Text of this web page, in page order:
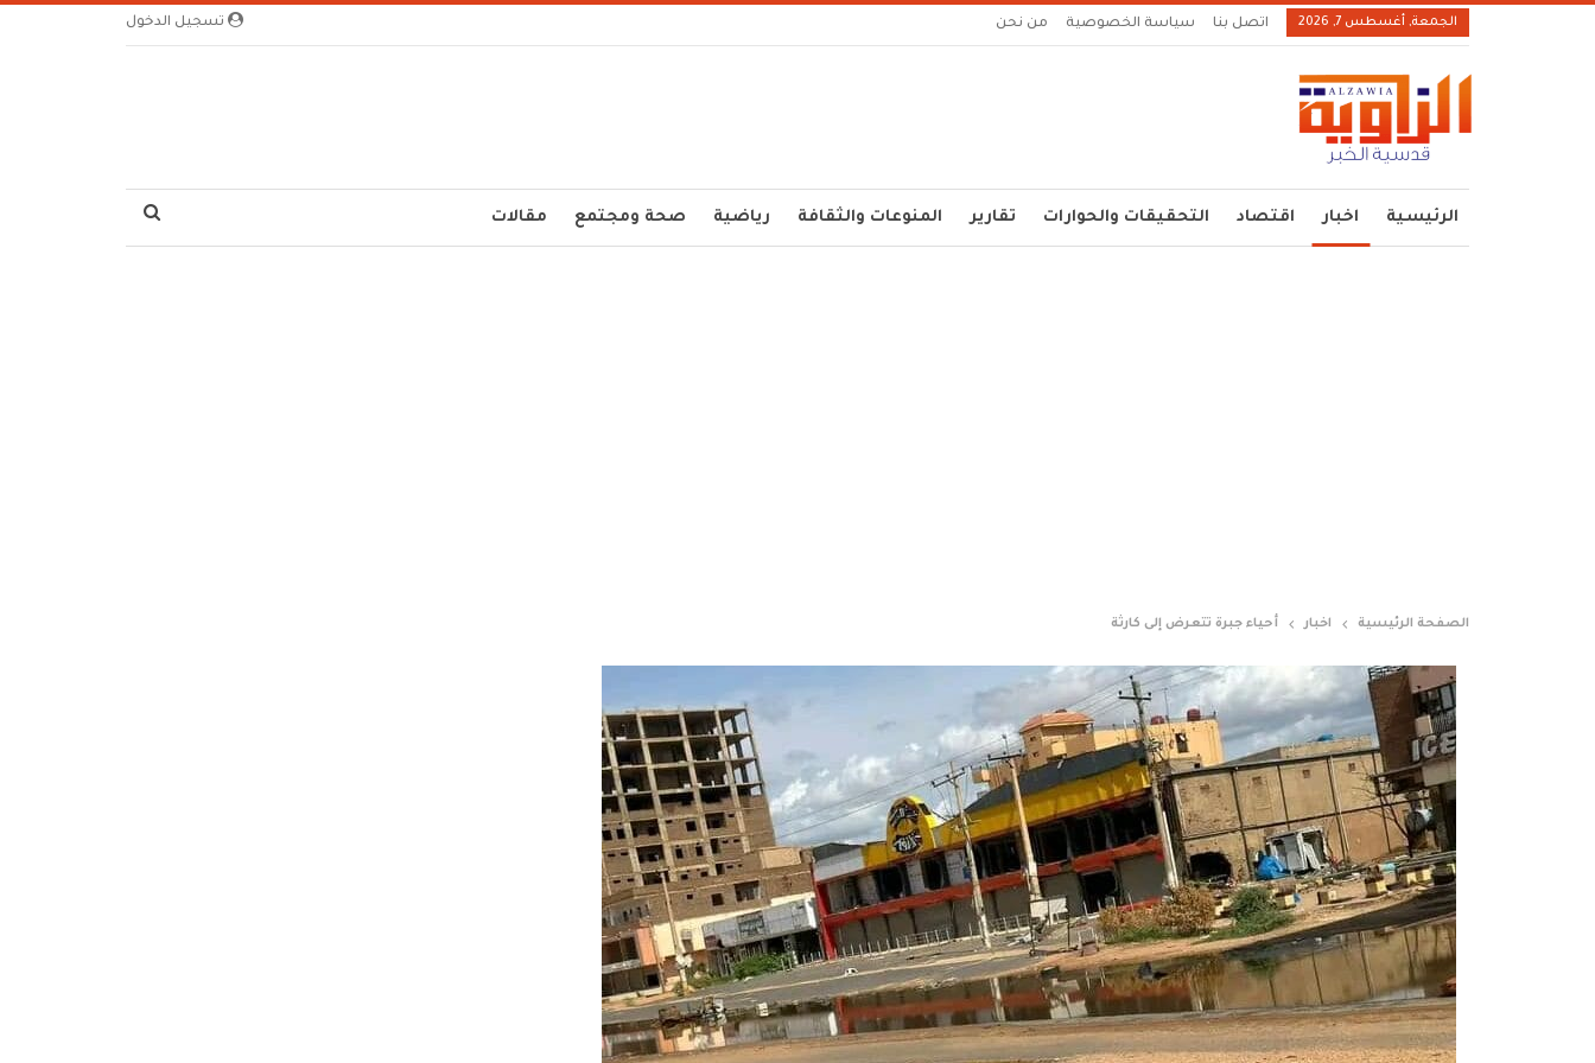
تسجيل الدخول الجمعة, أغسطس 7, 2026 اتصل بنا سياسة الخصوصية من نحن
الرئيسية اخبار اقتصاد التحقيقات والحوارات تقارير المنوعات والثقافة رياضية صحة ومجتمع مقالات
الصفحة الرئيسية اخبار أحياء جبرة تتعرض إلى كارثة